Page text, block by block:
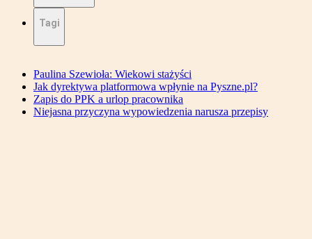
Tagi
Paulina Szewioła: Wiekowi stażyści
Jak dyrektywa platformowa wpłynie na Pyszne.pl?
Zapis do PPK a urlop pracownika
Niejasna przyczyna wypowiedzenia narusza przepisy